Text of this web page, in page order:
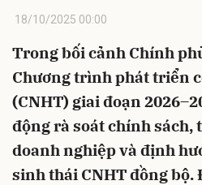
18/10/2025 00:00
Trong bối cảnh Chính
Chương trình phát triển
(CNHT) giai đoạn
động rà soát chính sách,
doanh nghiệp và định
sinh thái CNHT đồng bộ.